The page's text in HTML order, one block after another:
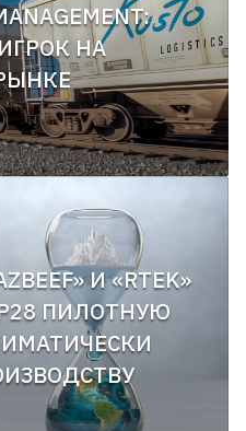
НА
И «RTEK»
ПИЛОТНУЮ